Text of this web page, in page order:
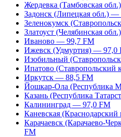
Жердевка (Тамбовская
Задонск (Липецкая обл.) —
Зеленокумск
Златоуст (Челябинская
Иваново — 99,7 FM
Ижевск (Удмуртия) — 97,0
Изобильный
Ипатово (Ставропольский
Иркутск — 88,5 FM
Йошкар-Ола (Республика
Казань (Республика
Калининград — 97,0 FM
Каневская
Карачаевск (Карачаево-
FM